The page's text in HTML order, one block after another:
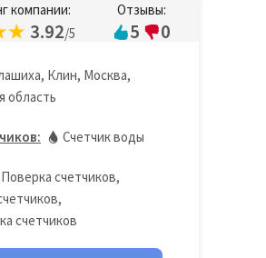
компании:
3.92/5
Отзывы:
5 0
Клин, Москва,
область
Счетчик воды
Поверка счетчиков,
,
счетчиков